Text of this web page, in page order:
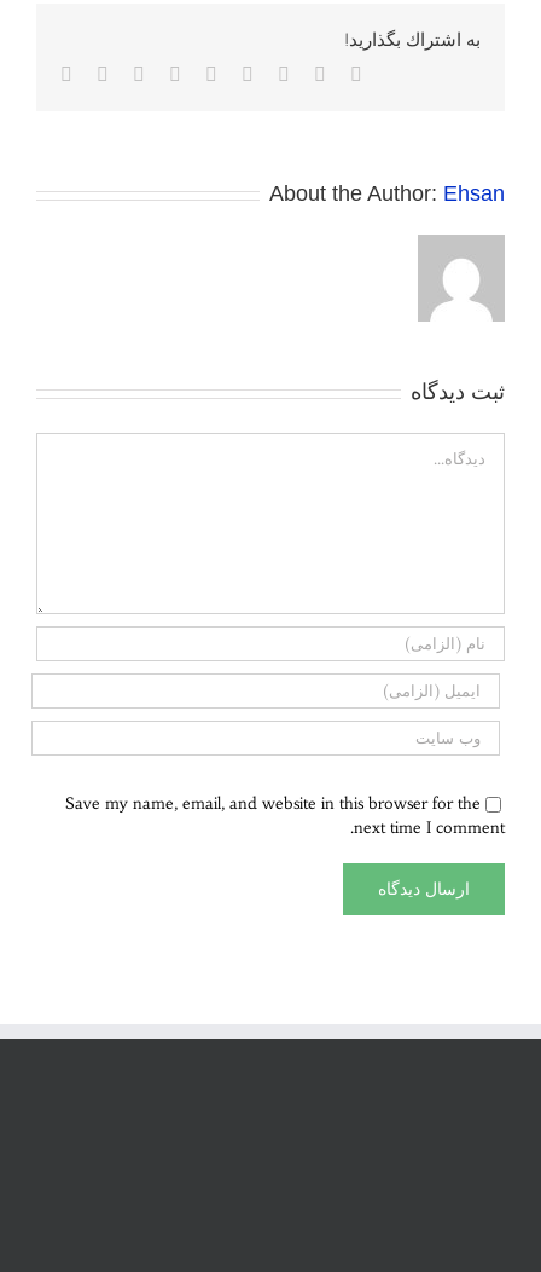
به اشتراك بگذاريد!
Facebook
Twitter
Reddit
LinkedIn
WhatsApp
Tumblr
Pinterest
About the Author: Ehsan
ثبت ديدگاه
Save my name, email, and website in this browser for the
next time I comment.